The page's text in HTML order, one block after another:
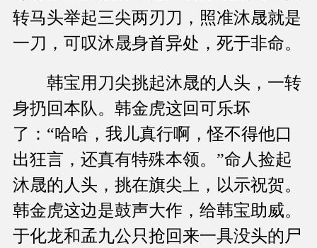
转马头举起三尖两刃刀，照准沐晟就是
一刀，可叹沐晟身首异处，死于非命。
韩宝用刀尖挑起沐晟的人头，一转
身扔回本队。韩金虎这回可乐坏
了：“哈哈，我儿真行啊，怪不得他口
出狂言，还真有特殊本领。”命人捡起
沐晟的人头，挑在旗尖上，以示祝贺。
韩金虎这边是鼓声大作，给韩宝助威。
于化龙和孟九公只抢回来一具没头的尸